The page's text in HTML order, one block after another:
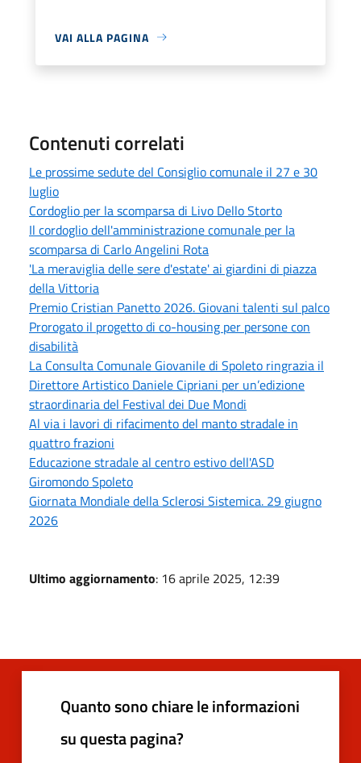
VAI ALLA PAGINA
Contenuti correlati
Le prossime sedute del Consiglio comunale il 27 e 30
luglio
Cordoglio per la scomparsa di Livo Dello Storto
Il cordoglio dell'amministrazione comunale per la
scomparsa di Carlo Angelini Rota
'La meraviglia delle sere d'estate' ai giardini di piazza
della Vittoria
Premio Cristian Panetto 2026. Giovani talenti sul palco
Prorogato il progetto di co-housing per persone con
disabilità
La Consulta Comunale Giovanile di Spoleto ringrazia il
Direttore Artistico Daniele Cipriani per un’edizione
straordinaria del Festival dei Due Mondi
Al via i lavori di rifacimento del manto stradale in
quattro frazioni
Educazione stradale al centro estivo dell'ASD
Giromondo Spoleto
Giornata Mondiale della Sclerosi Sistemica. 29 giugno
2026
Ultimo aggiornamento: 16 aprile 2025, 12:39
Quanto sono chiare le informazioni
su questa pagina?